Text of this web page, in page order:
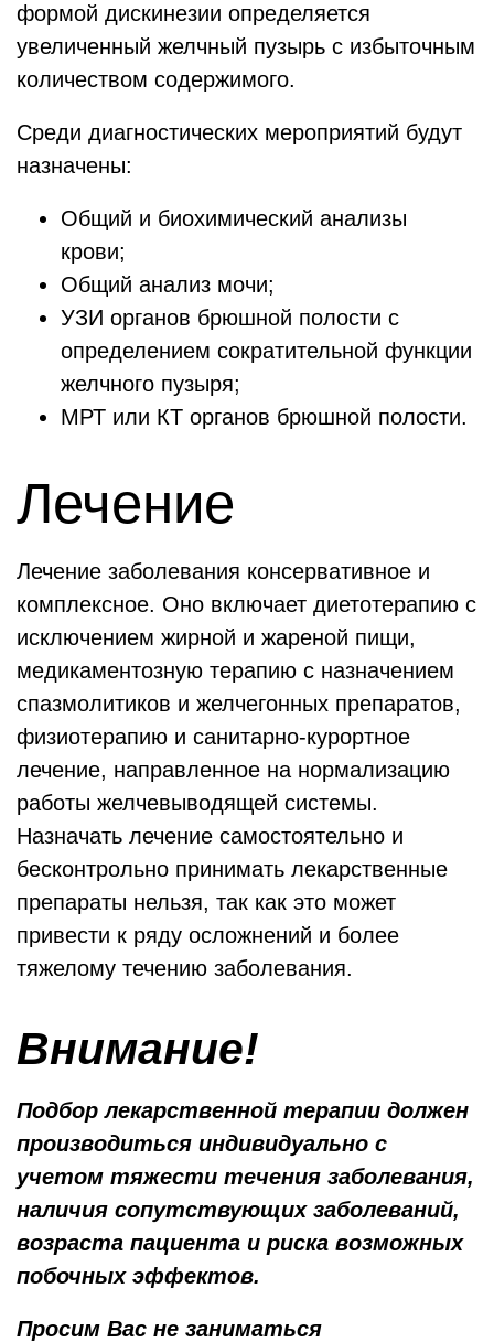
формой дискинезии определяется
увеличенный желчный пузырь с избыточным
количеством содержимого.
Среди диагностических мероприятий будут
назначены:
Общий и биохимический анализы
крови;
Общий анализ мочи;
УЗИ органов брюшной полости с
определением сократительной функции
желчного пузыря;
МРТ или КТ органов брюшной полости.
Лечение
Лечение заболевания консервативное и
комплексное. Оно включает диетотерапию с
исключением жирной и жареной пищи,
медикаментозную терапию с назначением
спазмолитиков и желчегонных препаратов,
физиотерапию и санитарно-курортное
лечение, направленное на нормализацию
работы желчевыводящей системы.
Назначать лечение самостоятельно и
бесконтрольно принимать лекарственные
препараты нельзя, так как это может
привести к ряду осложнений и более
тяжелому течению заболевания.
Внимание!
Подбор лекарственной терапии должен
производиться индивидуально с
учетом тяжести течения заболевания,
наличия сопутствующих заболеваний,
возраста пациента и риска возможных
побочных эффектов.
Просим Вас не заниматься